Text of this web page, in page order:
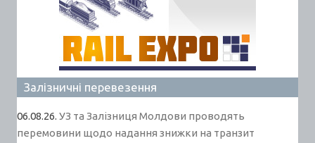
Залізничні перевезення
06.08.26. УЗ та Залізниця Молдови проводять
перемовини щодо надання знижки на транзит